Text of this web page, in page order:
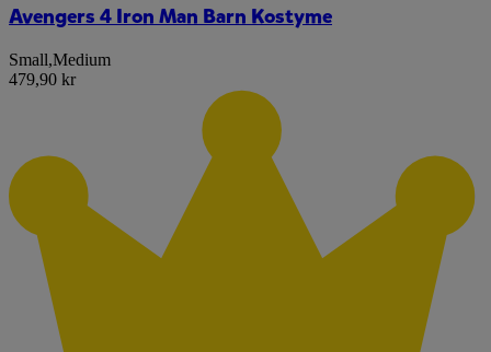
Avengers 4 Iron Man Barn Kostyme
Small,Medium
479,90 kr